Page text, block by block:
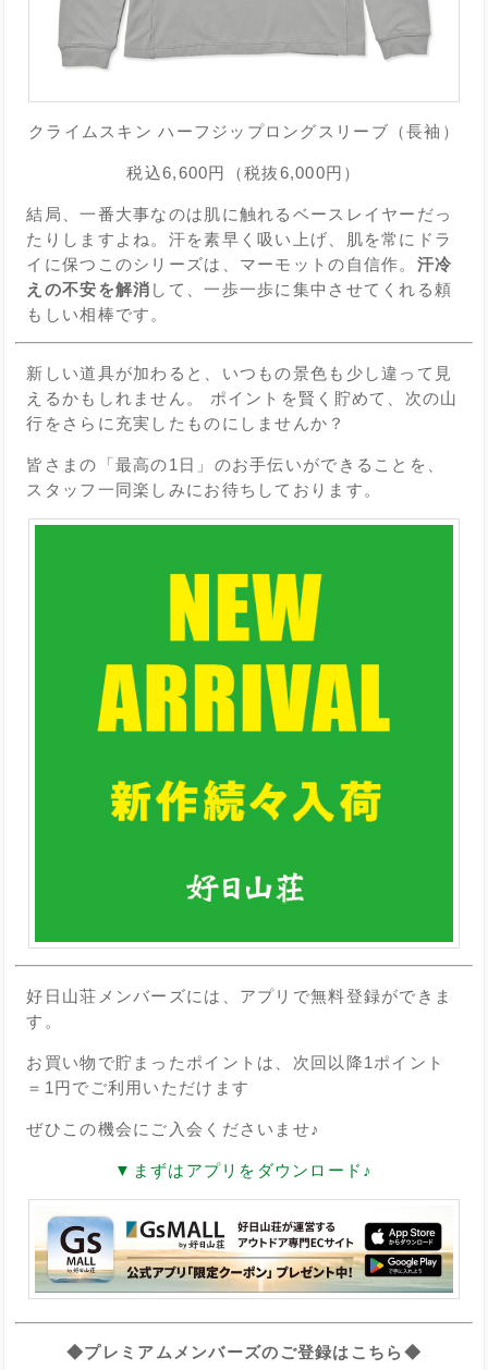
クライムスキン ハーフジップロングスリーブ（長袖）
税込6,600円（税抜6,000円）
結局、一番大事なのは肌に触れるベースレイヤーだっ
たりしますよね。汗を素早く吸い上げ、肌を常にドラ
イに保つこのシリーズは、マーモットの自信作。 汗冷
えの不安を解消 して、一歩一歩に集中させてくれる頼
もしい相棒です。
新しい道具が加わると、いつもの景色も少し違って見
えるかもしれません。 ポイントを賢く貯めて、次の山
行をさらに充実したものにしませんか？
皆さまの「最高の1日」のお手伝いができることを、
スタッフ一同楽しみにお待ちしております。
好日山荘メンバーズには、アプリで無料登録ができま
す。
お買い物で貯まったポイントは、次回以降1ポイント
＝1円でご利用いただけます
ぜひこの機会にご入会くださいませ♪
▼まずはアプリをダウンロード♪
◆プレミアムメンバーズのご登録はこちら◆